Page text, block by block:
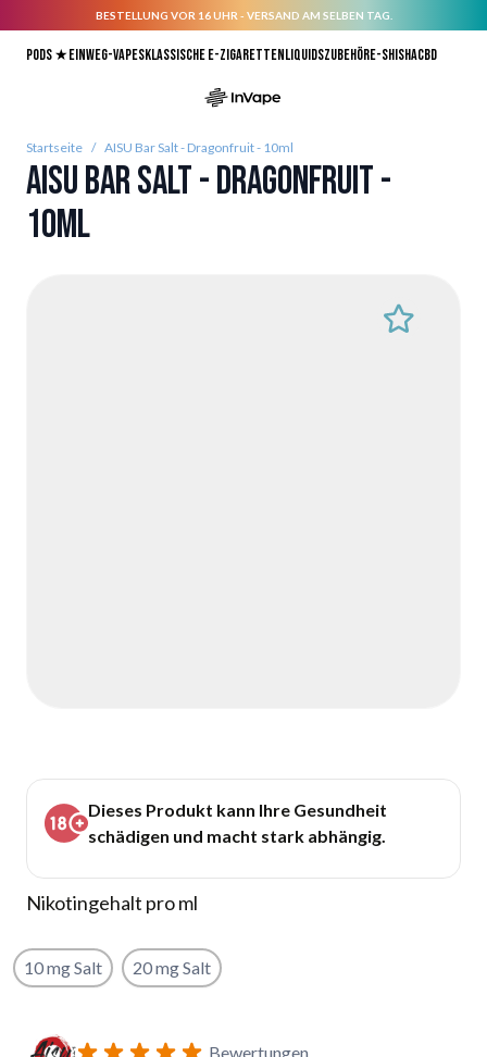
BESTELLUNG VOR 16 UHR - VERSAND AM SELBEN TAG.
Pods ★Einweg-VapesKlassische E-ZigarettenLiquidsZubehörE-ShishaCBD
Startseite / AISU Bar Salt - Dragonfruit - 10ml
AISU Bar Salt - Dragonfruit -
10ml
Dieses Produkt kann Ihre Gesundheit
schädigen und macht stark abhängig.
Nikotingehalt pro ml
10 mg Salt 20 mg Salt
Benachrichtigungsformular für Wiederverfügbarkeit
Bewertungen